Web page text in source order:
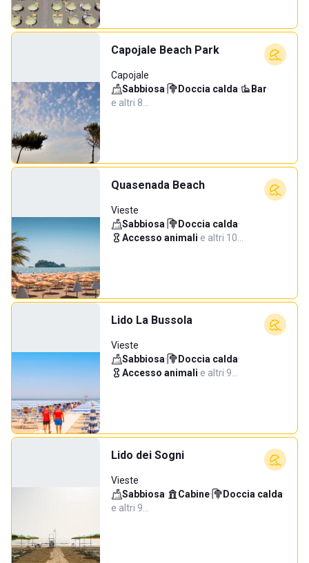
Capojale Beach Park
Capojale
Sabbiosa· Doccia calda· Bar·
e altri 8…
Quasenada Beach
Vieste
Sabbiosa· Doccia calda·
Accesso animali·e altri 10…
Lido La Bussola
Vieste
Sabbiosa· Doccia calda·
Accesso animali·e altri 9…
Lido dei Sogni
Vieste
Sabbiosa· Cabine· Doccia calda·
e altri 9…